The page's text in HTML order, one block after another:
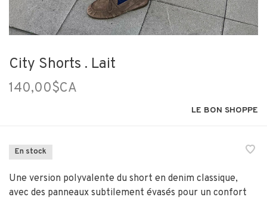
City Shorts . Lait
140,00$CA
LE BON SHOPPE
En stock
Une version polyvalente du short en denim classique,
avec des panneaux subtilement évasés pour un confort